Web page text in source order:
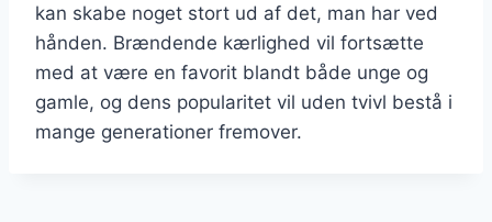
kan skabe noget stort ud af det, man har ved
hånden. Brændende kærlighed vil fortsætte
med at være en favorit blandt både unge og
gamle, og dens popularitet vil uden tvivl bestå i
mange generationer fremover.